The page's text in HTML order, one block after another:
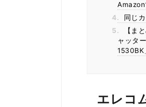
Amazon
4.
同じ
5.
【ま
ャッタ
1530BK
エレコ